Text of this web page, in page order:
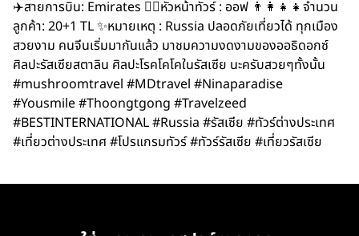
✈️สายการบิน: Emirates 👨‍✈️หัวหน้าทัวร์ : ออฟ 👨‍👩‍👧‍👧จำนวน
ลูกค้า: 20+1 TL ✨หมายเหตุ : Russia ปลอดภัยเที่ยวได้ ทุกเมือง
สวยงาม คนจีนเริ่มมากันแล้ว มาชมความงดงามของออธิดอกซ์
ศิลปะรัสเซียสตาลิน ศิลปะโรคโคโคในรัสเซีย นะครับสวยๆทั้งนั้น
#mushroomtravel #MDtravel #Ninaparadise
#Yousmile #Thoongtgong #Travelzeed
#BESTINTERNATIONAL #Russia #รัสเซีย #ทัวร์ต่างประเทศ
#เที่ยวต่างประเทศ #โปรแกรมทัวร์ #ทัวร์รัสเซีย #เที่ยวรัสเซีย